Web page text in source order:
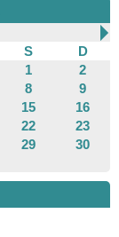
S
D
1
2
8
9
15
16
22
23
29
30